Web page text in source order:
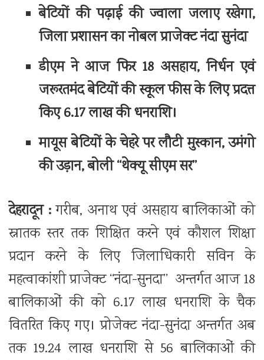
बेटियों की पढ़ाई की ज्वाला जलाए रखेगा,
जिला प्रशासन का नोबल प्राजेक्ट नंदा सुनंदा
डीएम ने आज फिर 18 असहाय, निर्धन एवं
जरूरतमंद बेटियों की स्कूल फीस के लिए प्रदत्त
किए 6.17 लाख की धनराशि।
मायूस बेटियों के चेहरे पर लौटी मुस्कान, उमंगो
की उड़ान, बोली ‘‘थेक्यू सीएम सर’’
देहरादून :गरीब, अनाथ एवं असहाय बालिकाओं को
स्नातक स्तर तक शिक्षित करने एवं कौशल शिक्षा
प्रदान करने के लिए जिलाधिकारी सविन के
महत्वाकांशी प्राजेक्ट ‘‘नंदा-सुनदा’’ अन्तर्गत आज 18
बालिकाओं की को 6.17 लाख धनराशि के चैक
वितरित किए गए। प्रोजेक्ट नंदा-सुनंदा अन्तर्गत अब
तक 19.24 लाख धनराशि से 56 बालिकाओं की